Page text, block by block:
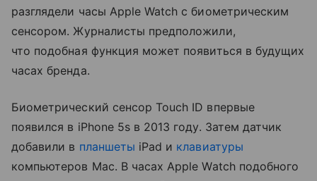
разглядели часы Apple Watch с биометрическим
сенсором. Журналисты предположили,
что подобная функция может появиться в будущих
часах бренда.
Биометрический сенсор Touch ID впервые
появился в iPhone 5s в 2013 году. Затем датчик
добавили в планшеты iPad и клавиатуры
компьютеров Mac. В часах Apple Watch подобного